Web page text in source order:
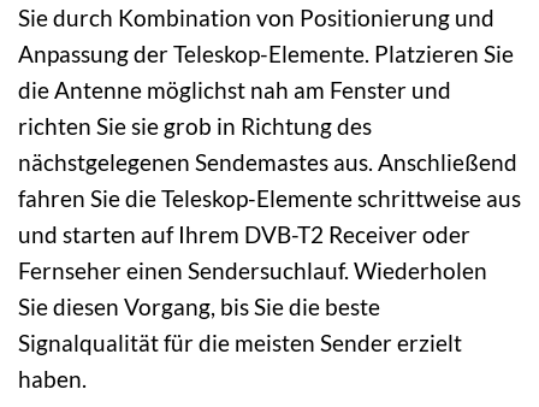
Sie durch Kombination von Positionierung und
Anpassung der Teleskop-Elemente. Platzieren Sie
die Antenne möglichst nah am Fenster und
richten Sie sie grob in Richtung des
nächstgelegenen Sendemastes aus. Anschließend
fahren Sie die Teleskop-Elemente schrittweise aus
und starten auf Ihrem DVB-T2 Receiver oder
Fernseher einen Sendersuchlauf. Wiederholen
Sie diesen Vorgang, bis Sie die beste
Signalqualität für die meisten Sender erzielt
haben.